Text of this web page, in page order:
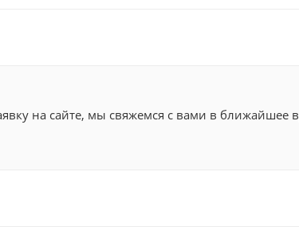
на сайте, мы свяжемся с вами в ближайшее